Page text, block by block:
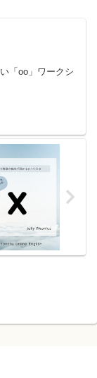
「oo」ワークシ